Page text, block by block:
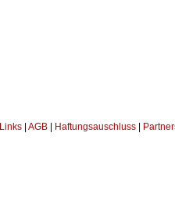
Links AGB Haftungsauschluss